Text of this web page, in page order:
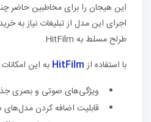
این هیجان را برای مخاطبین حاضر
اجرای این مدل از تبلیغات نیاز به
طرلح مسلط به HitFilm.
با استفاده ازHitFilm به این
ویژگی‌های صوتی و بصری
قابلیت اضافه کردن